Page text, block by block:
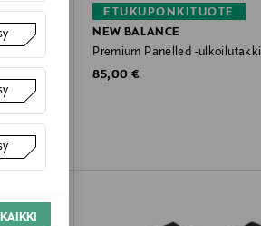
ETUKUPONKITUOTE
NEW BALANCE
Premium Panelled -ulkoilutakki
Original Price
85,00 €